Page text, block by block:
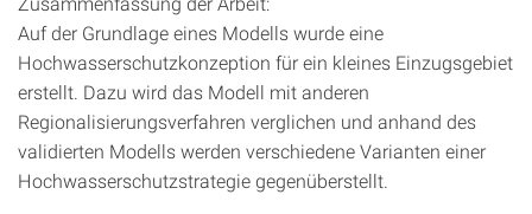
Auf der Grundlage eines Modells wurde eine
Hochwasserschutzkonzeption für ein kleines Einzugsgebiet
erstellt. Dazu wird das Modell mit anderen
Regionalisierungsverfahren verglichen und anhand des
validierten Modells werden verschiedene Varianten einer
Hochwasserschutzstrategie gegenüberstellt.